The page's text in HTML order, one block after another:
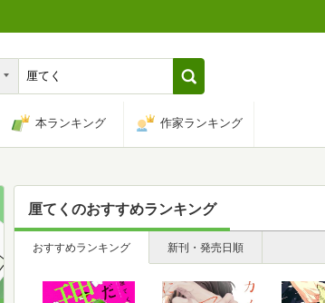
本ランキング 作家ランキング
厘てく のおすすめランキング
おすすめランキング 新刊・発売日順